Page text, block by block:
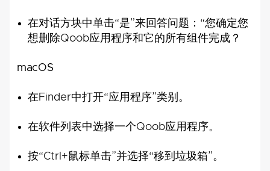
在对话方块中单击“是”来回答问题：“您确定您
想删除Qoob应用程序和它的所有组件完成？
macOS
在Finder中打开“应用程序”类别。
在软件列表中选择一个Qoob应用程序。
按“Ctrl+鼠标单击”并选择“移到垃圾箱”。